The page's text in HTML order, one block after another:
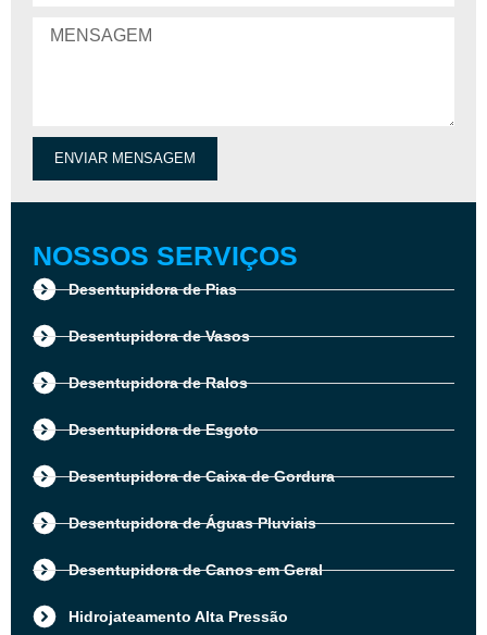
ENVIAR MENSAGEM
NOSSOS SERVIÇOS
Desentupidora de Pias
Desentupidora de Vasos
Desentupidora de Ralos
Desentupidora de Esgoto
Desentupidora de Caixa de Gordura
Desentupidora de Águas Pluviais
Desentupidora de Canos em Geral
Hidrojateamento Alta Pressão